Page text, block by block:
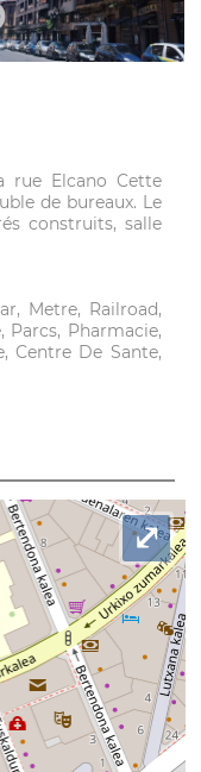
Next
rue Elcano Cette
de bureaux. Le
construits, salle
Metre, Railroad,
Parcs, Pharmacie,
Centre De Sante,
⤢